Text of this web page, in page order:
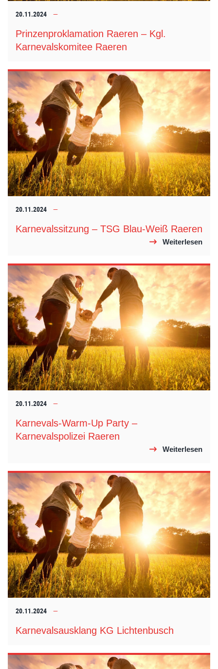
20.11.2024
Prinzenproklamation Raeren – Kgl.
Karnevalskomitee Raeren
20.11.2024
Karnevalssitzung – TSG Blau-Weiß Raeren
Weiterlesen
20.11.2024
Karnevals-Warm-Up Party –
Karnevalspolizei Raeren
Weiterlesen
20.11.2024
Karnevalsausklang KG Lichtenbusch